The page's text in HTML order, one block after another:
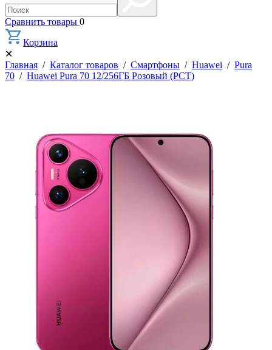
Сравнить товары 0
Корзина
✕
Главная / Каталог товаров / Смартфоны / Huawei / Pura
70 / Huawei Pura 70 12/256ГБ Розовый (РСТ)